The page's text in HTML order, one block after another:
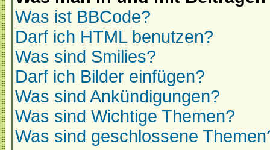
Was ist BBCode?
Darf ich HTML benutzen?
Was sind Smilies?
Darf ich Bilder einfügen?
Was sind Ankündigungen?
Was sind Wichtige Themen?
Was sind geschlossene